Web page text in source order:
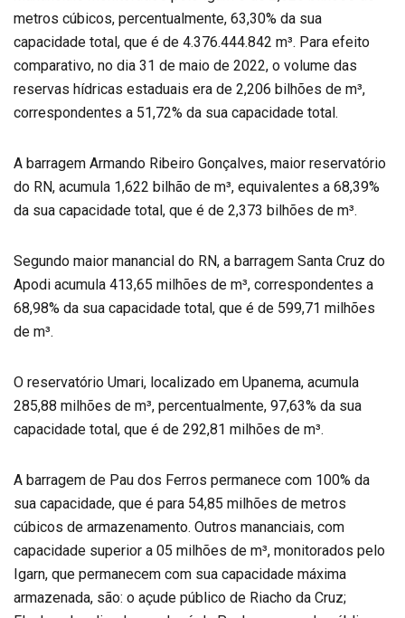
metros cúbicos, percentualmente, 63,30% da sua
capacidade total, que é de 4.376.444.842 m³. Para efeito
comparativo, no dia 31 de maio de 2022, o volume das
reservas hídricas estaduais era de 2,206 bilhões de m³,
correspondentes a 51,72% da sua capacidade total.
A barragem Armando Ribeiro Gonçalves, maior reservatório
do RN, acumula 1,622 bilhão de m³, equivalentes a 68,39%
da sua capacidade total, que é de 2,373 bilhões de m³.
Segundo maior manancial do RN, a barragem Santa Cruz do
Apodi acumula 413,65 milhões de m³, correspondentes a
68,98% da sua capacidade total, que é de 599,71 milhões
de m³.
O reservatório Umari, localizado em Upanema, acumula
285,88 milhões de m³, percentualmente, 97,63% da sua
capacidade total, que é de 292,81 milhões de m³.
A barragem de Pau dos Ferros permanece com 100% da
sua capacidade, que é para 54,85 milhões de metros
cúbicos de armazenamento. Outros mananciais, com
capacidade superior a 05 milhões de m³, monitorados pelo
Igarn, que permanecem com sua capacidade máxima
armazenada, são: o açude público de Riacho da Cruz;